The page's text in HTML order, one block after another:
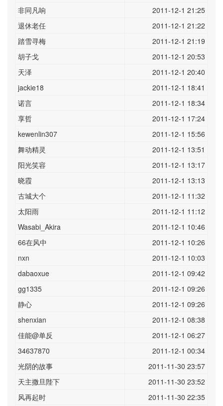
非同凡响
2011-12-1 21:25
退休老任
2011-12-1 21:22
踏雪寻梅
2011-12-1 21:19
胡子戈
2011-12-1 20:53
天泽
2011-12-1 20:40
jackie18
2011-12-1 18:41
诺言
2011-12-1 18:34
享哲
2011-12-1 17:24
kewenlin307
2011-12-1 15:56
舞动精灵
2011-12-1 13:51
阳光笑容
2011-12-1 13:17
晓霞
2011-12-1 13:13
古城大个
2011-12-1 11:32
太阳雨
2011-12-1 11:12
Wasabi_Akira
2011-12-1 10:46
66在风中
2011-12-1 10:26
nxn
2011-12-1 10:03
dabaoxue
2011-12-1 09:42
gg1335
2011-12-1 09:26
静心
2011-12-1 09:26
shenxian
2011-12-1 08:38
佳能@单反
2011-12-1 06:27
34637870
2011-12-1 00:34
光阴的故事
2011-11-30 23:57
天主撒旦陛下
2011-11-30 23:52
风再起时
2011-11-30 22:35